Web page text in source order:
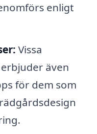
enligt
Vissa
även
för dem som